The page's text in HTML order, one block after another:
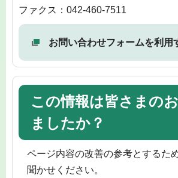
ファクス：042-460-7511
お問い合わせフォームを利用
この情報は皆さまの
ましたか？
ページ内容の改善の参考とするた
聞かせください。